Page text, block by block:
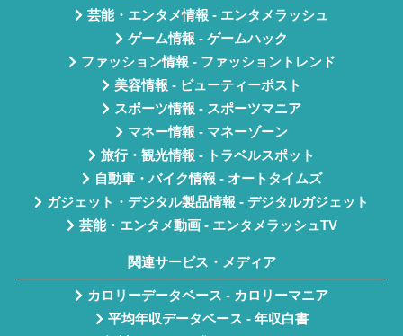
芸能・エンタメ情報 - エンタメラッシュ
ゲーム情報 - ゲームハック
ファッション情報 - ファッショントレンド
美容情報 - ビューティーポスト
スポーツ情報 - スポーツマニア
マネー情報 - マネーゾーン
旅行・観光情報 - トラベルスポット
自動車・バイク情報 - オートタイムズ
ガジェット・デジタル製品情報 - デジタルガジェット
芸能・エンタメ動画 - エンタメラッシュTV
関連サービス・メディア
カロリーデータベース - カロリーマニア
平均年収データベース - 年収白書